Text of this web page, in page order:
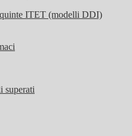
ITET (modelli DDI)
superati